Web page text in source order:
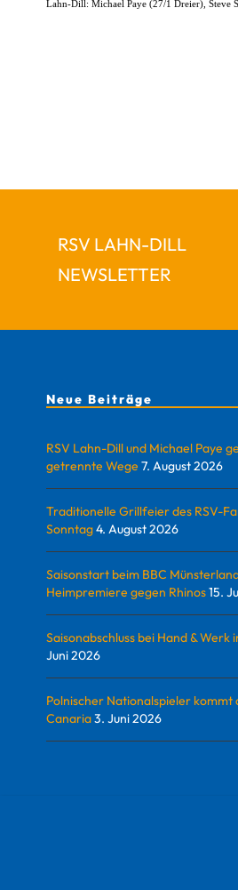
Lahn-Dill: Michael Paye (27/1 Dreier), Steve
RSV LAHN-DILL
NEWSLETTER
Neue Beiträge
RSV Lahn-Dill und Michael Paye
getrennte Wege 7. August 2026
Traditionelle Grillfeier des RSV-
Sonntag4. August 2026
Saisonstart beim BBC
Heimpremiere gegen Rhinos15.
Saisonabschluss bei Hand & Werk
Juni 2026
Polnischer Nationalspieler kommt
Canaria3. Juni 2026